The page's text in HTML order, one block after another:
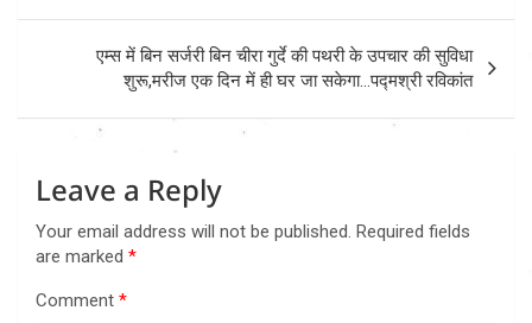
एम्स में बिन सर्जरी बिन चीरा गुर्दे की पथरी के उपचार की सुविधा
शुरू,मरीज एक दिन में ही घर जा सकेगा…पद्मश्री रविकांत
Leave a Reply
Your email address will not be published. Required fields
are marked *
Comment *